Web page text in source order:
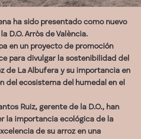
ha sido presentado como nuevo
D.O. Arròs de València.
en un proyecto de promoción
para divulgar la sostenibilidad del
de La Albufera y su importancia en
del ecosistema del humedal en el
Ruiz, gerente de la D.O., han
la importancia ecológica de la
de su arroz en una